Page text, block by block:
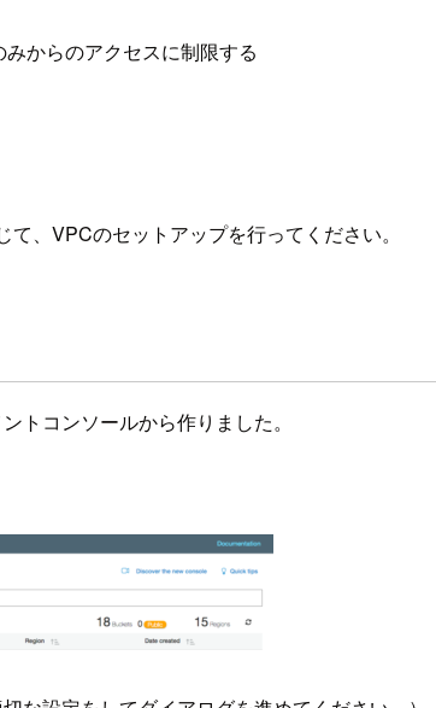
からのアクセスに制限する
、VPCのセットアップを行ってください。
トコンソールから作りました。